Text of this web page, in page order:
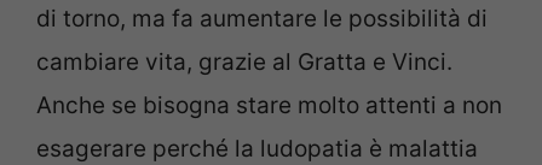
di torno, ma fa aumentare le possibilità di
cambiare vita, grazie al Gratta e Vinci.
Anche se bisogna stare molto attenti a non
esagerare perché la ludopatia è malattia